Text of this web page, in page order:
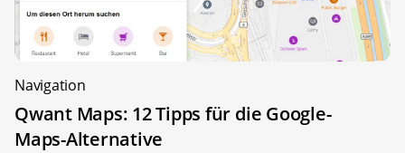
Navigation
Qwant Maps: 12 Tipps für die Google-
Maps-Alternative